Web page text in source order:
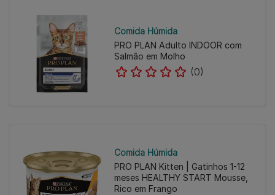
Comida Húmida
PRO PLAN Adulto INDOOR com
Salmão em Molho
(0)
Comida Húmida
PRO PLAN Kitten | Gatinhos 1-12
meses HEALTHY START Mousse,
Rico em Frango